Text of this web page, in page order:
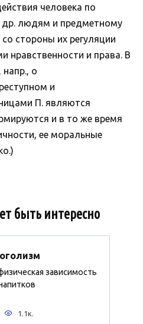
человека по
людям и предметному
стороны их регуляции
нравственности и права. В
о
и
П. являются
и в то же время
ее моральные
быть интересно
зависимость
1.1к.